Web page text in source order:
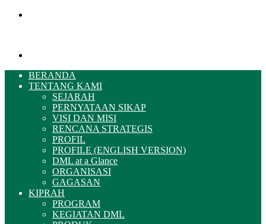
BERANDA
TENTANG KAMI
SEJARAH
PERNYATAAN SIKAP
VISI DAN MISI
RENCANA STRATEGIS
PROFIL
PROFILE (ENGLISH VERSION)
DML at a Glance
ORGANISASI
GAGASAN
KIPRAH
PROGRAM
KEGIATAN DML